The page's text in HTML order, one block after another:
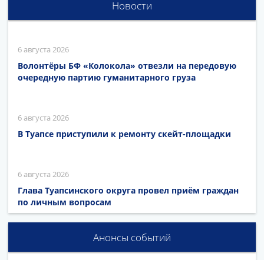
Новости
6 августа 2026
Волонтёры БФ «Колокола» отвезли на передовую
очередную партию гуманитарного груза
6 августа 2026
В Туапсе приступили к ремонту скейт-площадки
6 августа 2026
Глава Туапсинского округа провел приём граждан
по личным вопросам
Анонсы событий